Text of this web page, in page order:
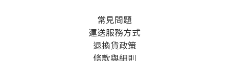
常見問題
運送服務方式
退換貨政策
條款與細則